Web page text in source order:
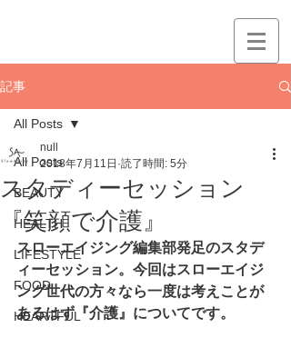
記事
All Posts
BEAUTY
HEALTH
LIFESTYLE
FOOD
HEARTFUL
All Posts
スタディーセッション
『笑顔で介護』
null
2018年7月11日 読了時間: 5分
スローエイジング編集部発足のスタデ
ィーセッション。今回はスローエイジ
ング世代の方々なら一度は考えことが
あるはず『介護』についてです。